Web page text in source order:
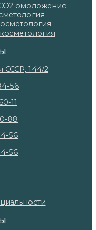
омоложение
СССР, 144/2
56
11
88
56
56